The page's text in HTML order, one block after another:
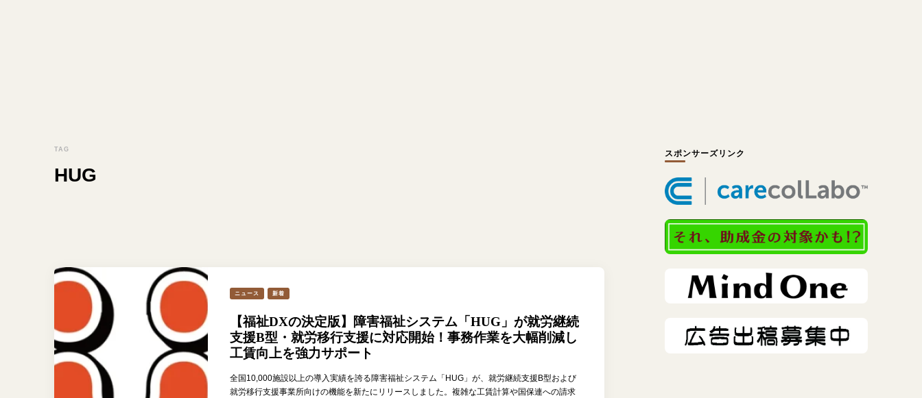
TAG
HUG
ニュース 新着
【福祉DXの決定版】障害福祉システム「HUG」が就労継続
支援B型・就労移行支援に対応開始！事務作業を大幅削減し
工賃向上を強力サポート
全国10,000施設以上の導入実績を誇る障害福祉システム「HUG」が、就労継続支援B型および
就労移行支援事業所向けの機能を新たにリリースしました。複雑な工賃計算や国保連への請求
スポンサーズリンク